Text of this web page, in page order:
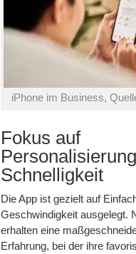
iPhone im Business,
Fokus auf
Schnelligkeit
Die App ist gezielt auf
Geschwindigkeit ausgelegt.
erhalten eine
Erfahrung, bei der ihre